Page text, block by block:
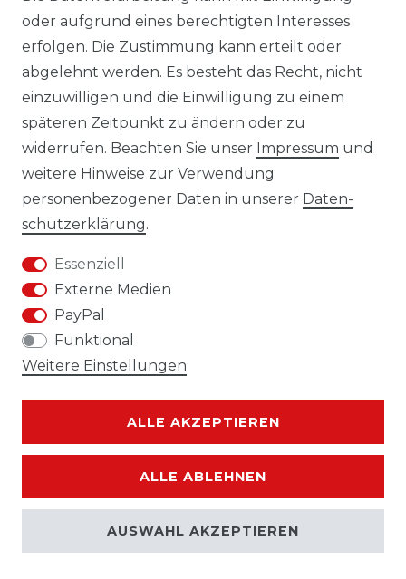
14 Tage Rückgaberecht
Impressum Daten­schutz­erklärung
VERTRAG WIDERRUFEN
© Copyright 2026 | Alle Rechte vorbehalten.
oder aufgrund eines berechtigten Interesses
erfolgen. Die Zustimmung kann erteilt oder
abgelehnt werden. Es besteht das Recht, nicht
einzuwilligen und die Einwilligung zu einem
späteren Zeitpunkt zu ändern oder zu
widerrufen. Beachten Sie unser Impressum und
weitere Hinweise zur Verwendung
personenbezogener Daten in unserer Daten­
schutz­erklärung.
Essenziell
Externe Medien
PayPal
Funktional
Weitere Einstellungen
ALLE AKZEPTIEREN
ALLE ABLEHNEN
AUSWAHL AKZEPTIEREN